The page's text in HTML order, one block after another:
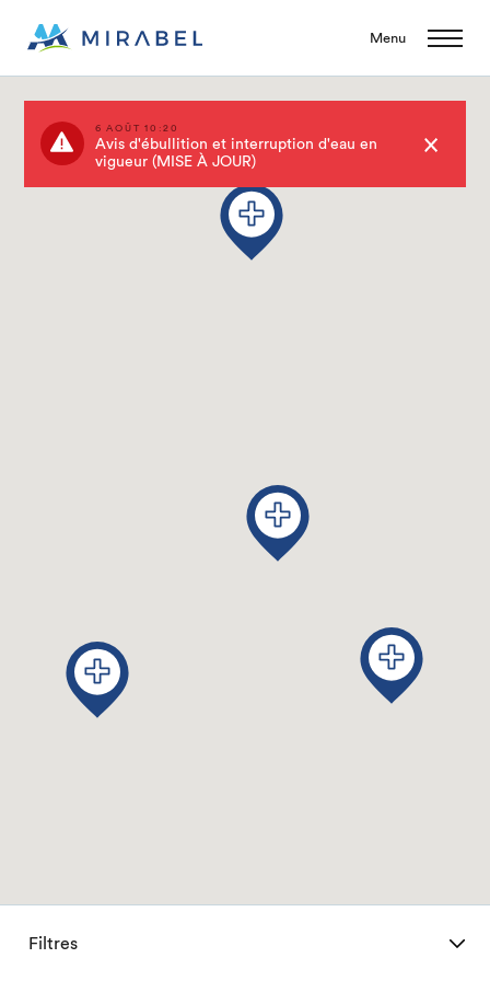
Menu
6 AOÛT 10:20
Avis d'ébullition et interruption d'eau en
vigueur (MISE À JOUR)
Filtres